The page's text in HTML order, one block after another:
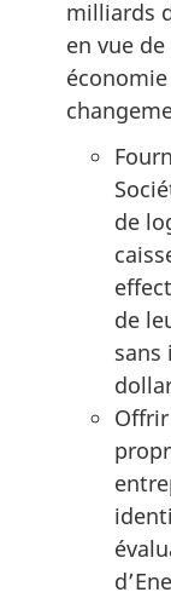
milliards
en vue
de
de
sans